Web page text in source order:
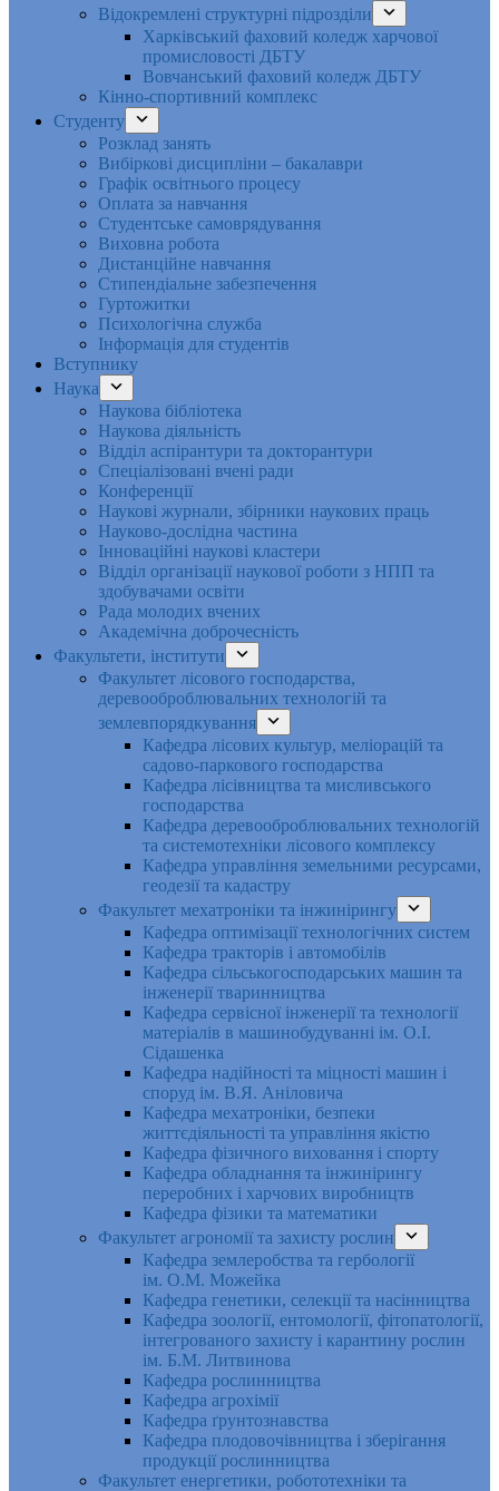
Відокремлені структурні підрозділи
Харківський фаховий коледж харчової
промисловості ДБТУ
Вовчанський фаховий коледж ДБТУ
Кінно-спортивний комплекс
Студенту
Розклад занять
Вибіркові дисципліни – бакалаври
Графік освітнього процесу
Оплата за навчання
Студентське самоврядування
Виховна робота
Дистанційне навчання
Стипендіальне забезпечення
Гуртожитки
Психологічна служба
Інформація для студентів
Вступнику
Наука
Наукова бібліотека
Наукова діяльність
Відділ аспірантури та докторантури
Спеціалізовані вчені ради
Конференції
Наукові журнали, збірники наукових праць
Науково-дослідна частина
Інноваційні наукові кластери
Відділ організації наукової роботи з НПП та
здобувачами освіти
Рада молодих вчених
Академічна доброчесність
Факультети, інститути
Факультет лісового господарства,
деревооброблювальних технологій та
землевпорядкування
Кафедра лісових культур, меліорацій та
садово-паркового господарства
Кафедра лісівництва та мисливського
господарства
Кафедра деревооброблювальних технологій
та системотехніки лісового комплексу
Кафедра управління земельними ресурсами,
геодезії та кадастру
Факультет мехатроніки та інжинірингу
Кафедра оптимізації технологічних систем
Кафедра тракторів і автомобілів
Кафедра сільськогосподарських машин та
інженерії тваринництва
Кафедра cервісної інженерії та технології
матеріалів в машинобудуванні ім. О.І.
Сідашенка
Кафедра надійності та міцності машин і
споруд ім. В.Я. Аніловича
Кафедра мехатроніки, безпеки
життєдіяльності та управління якістю
Кафедра фізичного виховання і спорту
Кафедра обладнання та інжинірингу
переробних і харчових виробництв
Кафедра фізики та математики
Факультет агрономії та захисту рослин
Кафедра землеробства та гербології
ім. О.М. Можейка
Кафедра генетики, селекції та насінництва
Кафедра зоології, ентомології, фітопатології,
інтегрованого захисту і карантину рослин
ім. Б.М. Литвинова
Кафедра рослинництва
Кафедра агрохімії
Кафедра ґрунтознавства
Кафедра плодовочівництва і зберігання
продукції рослинництва
Факультет енергетики, робототехніки та